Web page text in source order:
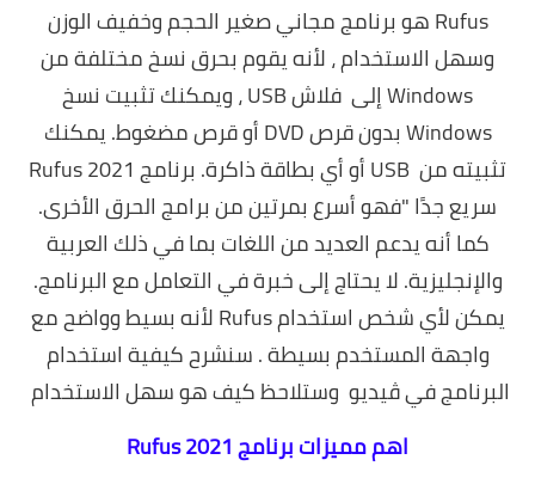
Rufus هو برنامج مجاني صغير الحجم وخفيف الوزن
وسهل الاستخدام ، لأنه يقوم بحرق نسخ مختلفة من
Windows إلى فلاش USB ، ويمكنك تثبيت نسخ
Windows بدون قرص DVD أو قرص مضغوط. يمكنك
تثبيته من USB أو أي بطاقة ذاكرة. برنامج Rufus 2021
سريع جدًا "فهو أسرع بمرتين من برامج الحرق الأخرى.
كما أنه يدعم العديد من اللغات بما في ذلك العربية
والإنجليزية. لا يحتاج إلى خبرة في التعامل مع البرنامج.
يمكن لأي شخص استخدام Rufus لأنه بسيط وواضح مع
واجهة المستخدم بسيطة . سنشرح كيفية استخدام
البرنامج في ڤيديو وستلاحظ كيف هو سهل الاستخدام
اهم مميزات برنامج Rufus 2021